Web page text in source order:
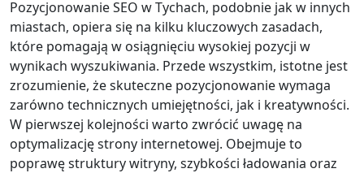
Pozycjonowanie SEO w Tychach, podobnie jak w innych
miastach, opiera się na kilku kluczowych zasadach,
które pomagają w osiągnięciu wysokiej pozycji w
wynikach wyszukiwania. Przede wszystkim, istotne jest
zrozumienie, że skuteczne pozycjonowanie wymaga
zarówno technicznych umiejętności, jak i kreatywności.
W pierwszej kolejności warto zwrócić uwagę na
optymalizację strony internetowej. Obejmuje to
poprawę struktury witryny, szybkości ładowania oraz